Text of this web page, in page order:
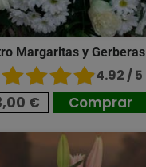
Margaritas y Gerberas
4.92 / 5
€ Comprar